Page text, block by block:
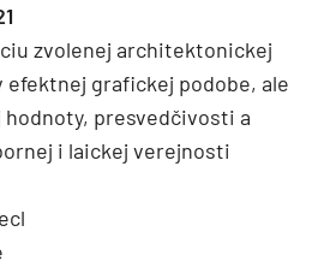
zvolenej architektonickej
efektnej grafickej podobe, ale
hodnoty, presvedčivosti a
i laickej verejnosti